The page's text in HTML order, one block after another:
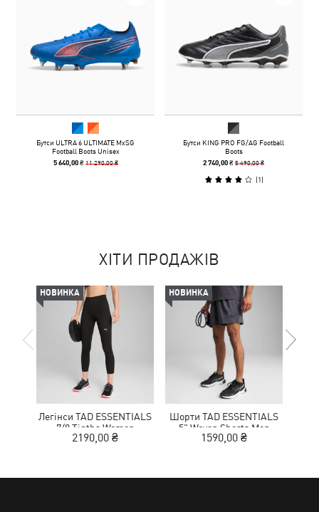
Бутси ULTRA 6 ULTIMATE MxSG
Football Boots Unisex
5 640,00 ₴ 11 290,00 ₴
Бутси KING PRO FG/AG Football
Boots
2 740,00 ₴5 490,00 ₴
(1)
ХІТИ ПРОДАЖІВ
НОВИНКА
Легінси TAD ESSENTIALS
7/8 Tigths Women
2190,00 ₴
НОВИНКА
Шорти TAD ESSENTIALS
5" Woven Shorts Men
1590,00 ₴